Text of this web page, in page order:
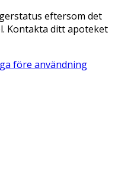
eftersom det
Kontakta ditt apoteket
före användning